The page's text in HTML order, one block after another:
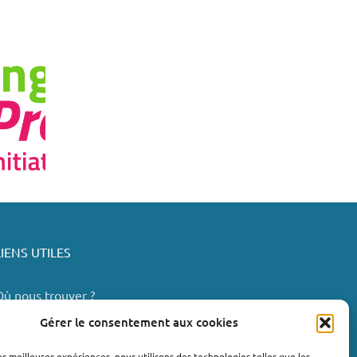
Gérer le consentement aux cookies
UTILES
nous trouver ?